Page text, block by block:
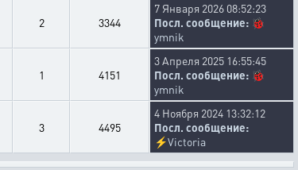
2 3344
7 Января 2026 08:52:23
Посл. сообщение: 🐞
ymnik
1 4151
3 Апреля 2025 16:55:45
Посл. сообщение: 🐞
ymnik
3 4495
4 Ноября 2024 13:32:12
Посл. сообщение:
⚡Victoria